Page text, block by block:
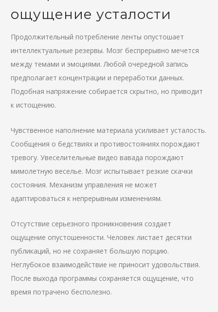
ощущение усталости
Продолжительный потребление ленты опустошает
интеллектуальные резервы. Мозг беспрерывно мечется
между темами и эмоциями. Любой очередной запись
предполагает концентрации и переработки данных.
Подобная напряжение собирается скрытно, но приводит
к истощению.
Чувственное наполнение материала усиливает усталость.
Сообщения о бедствиях и противостояниях порождают
тревогу. Увеселительные видео вавада порождают
мимолетную веселье. Мозг испытывает резкие скачки
состояния. Механизм управления не может
адаптироваться к непрерывным изменениям.
Отсутствие серьезного проникновения создает
ощущение опустошенности. Человек листает десятки
публикаций, но не сохраняет большую порцию.
Неглубокое взаимодействие не приносит удовольствия.
После выхода программы сохраняется ощущение, что
время потрачено бесполезно.